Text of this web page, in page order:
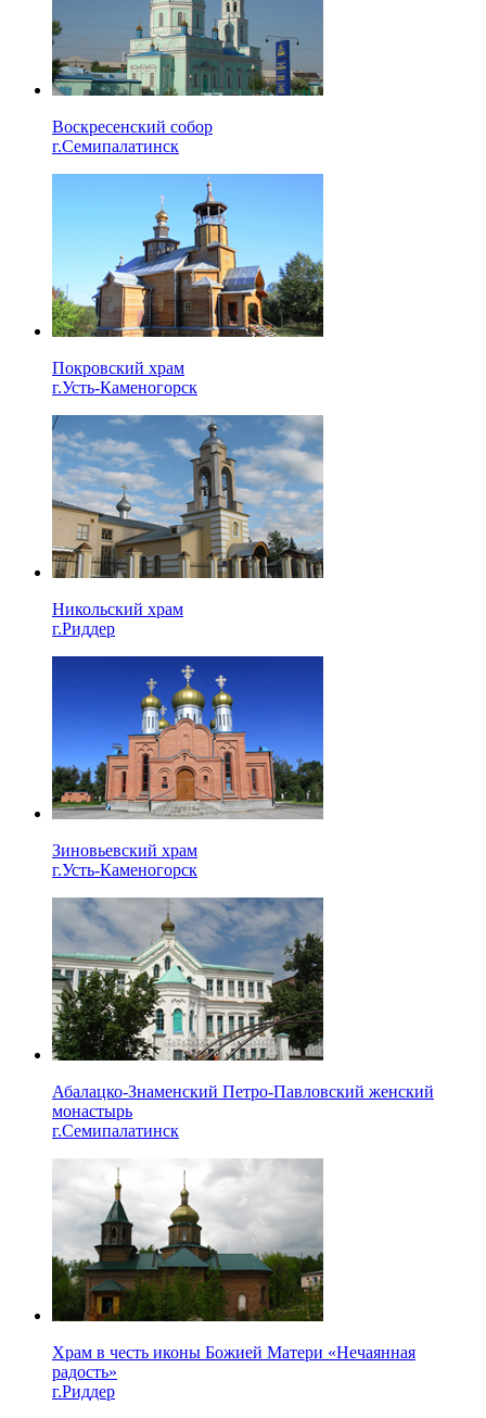
Воскресенский собор
г.Семипалатинск
Покровский храм
г.Усть-Каменогорск
Никольский храм
г.Риддер
Зиновьевский храм
г.Усть-Каменогорск
Абалацко-Знаменский Петро-Павловский женский
монастырь
г.Семипалатинск
Храм в честь иконы Божией Матери «Нечаянная
радость»
г.Риддер